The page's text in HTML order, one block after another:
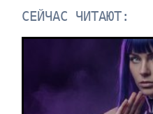
СЕЙЧАС ЧИТАЮТ: